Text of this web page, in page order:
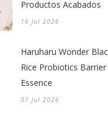
Productos Acabados
16 Jul 2026
Haruharu Wonder
Rice Probiotics Barrier
Essence
07 Jul 2026